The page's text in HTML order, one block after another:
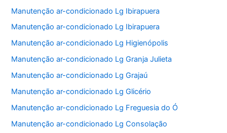
Manutenção ar-condicionado Lg Ibirapuera
Manutenção ar-condicionado Lg Ibirapuera
Manutenção ar-condicionado Lg Higienópolis
Manutenção ar-condicionado Lg Granja Julieta
Manutenção ar-condicionado Lg Grajaú
Manutenção ar-condicionado Lg Glicério
Manutenção ar-condicionado Lg Freguesia do Ó
Manutenção ar-condicionado Lg Consolação